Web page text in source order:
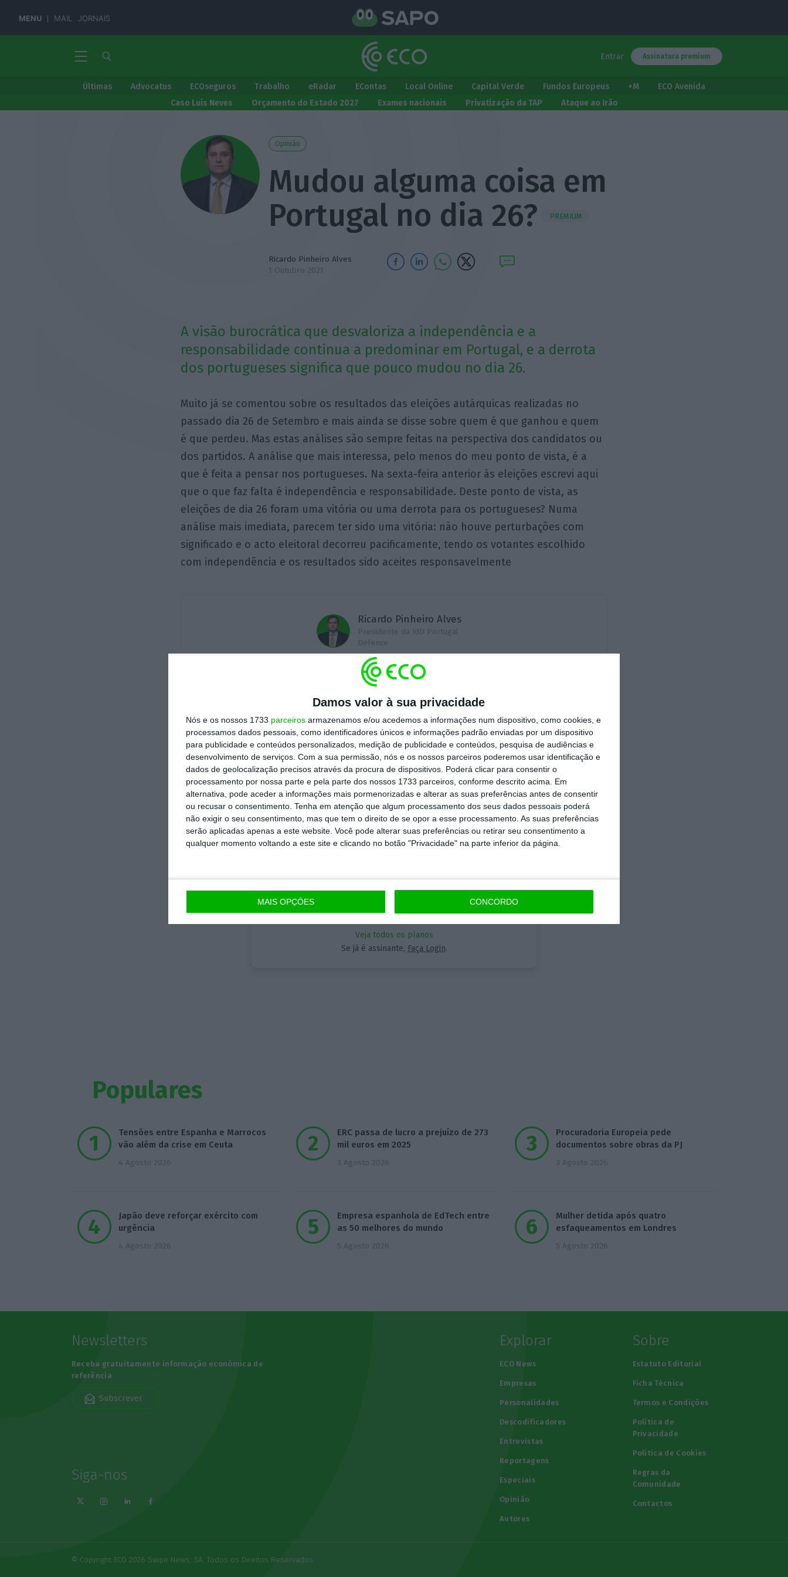
Damos valor à sua privacidade
Nós e os nossos 1733 parceiros armazenamos e/ou acedemos a informações num dispositivo, como cookies, e
processamos dados pessoais, como identificadores únicos e informações padrão enviadas por um dispositivo
para publicidade e conteúdos personalizados, medição de publicidade e conteúdos, pesquisa de audiências e
desenvolvimento de serviços. Com a sua permissão, nós e os nossos parceiros poderemos usar identificação e
dados de geolocalização precisos através da procura de dispositivos. Poderá clicar para consentir o
processamento por nossa parte e pela parte dos nossos 1733 parceiros, conforme descrito acima. Em
alternativa, pode aceder a informações mais pormenorizadas e alterar as suas preferências antes de consentir
ou recusar o consentimento. Tenha em atenção que algum processamento dos seus dados pessoais poderá
não exigir o seu consentimento, mas que tem o direito de se opor a esse processamento. As suas preferências
serão aplicadas apenas a este website. Você pode alterar suas preferências ou retirar seu consentimento a
qualquer momento voltando a este site e clicando no botão "Privacidade" na parte inferior da página.
MAIS OPÇÕES CONCORDO
MENU MAIL JORNAIS
Entrar Assinatura premium
Últimas Advocatus ECOseguros Trabalho eRadar EContas Local Online Capital Verde Fundos Europeus +M
ECO Avenida
Caso Luís Neves
Orçamento do Estado 2027 Exames nacionais Privatização da TAP Ataque ao Irão
Opinião
Mudou alguma coisa em
Portugal no dia 26?
PREMIUM
Ricardo Pinheiro Alves
1 Outubro 2021
A visão burocrática que desvaloriza a independência e a
responsabilidade continua a predominar em Portugal, e a derrota
dos portugueses significa que pouco mudou no dia 26.
Muito já se comentou sobre os resultados das eleições autárquicas realizadas no
passado dia 26 de Setembro e mais ainda se disse sobre quem é que ganhou e quem
é que perdeu. Mas estas análises são sempre feitas na perspectiva dos candidatos ou
dos partidos. A análise que mais interessa, pelo menos do meu ponto de vista, é a
que é feita a pensar nos portugueses. Na sexta-feira anterior às eleições escrevi aqui
que o que faz falta é independência e responsabilidade. Deste ponto de vista, as
eleições de dia 26 foram uma vitória ou uma derrota para os portugueses? Numa
análise mais imediata, parecem ter sido uma vitória: não houve perturbações com
significado e o acto eleitoral decorreu pacificamente, tendo os votantes escolhido
com independência e os resultados sido aceites responsavelmente
Assine para ler este artigo
Aceda às notícias premium do ECO. Torne-se assinante.
A partir de 5€
Veja todos os planos
Se já é assinante, Faça Login.
Ricardo Pinheiro Alves
Presidente da IdD Portugal
Defence
Assine o ECO Premium
No momento em que a informação é mais importante do
que nunca, apoie o jornalismo independente e rigoroso.
De que forma? Assine o ECO Premium e tenha acesso a
Esta assinatura é uma forma de apoiar o ECO e os seus
jornalistas. A nossa contrapartida é o jornalismo
independente, rigoroso e credível.
Populares
Tensões entre Espanha e Marrocos
vão além da crise em Ceuta
4 Agosto 2026
ERC passa de lucro a prejuízo de 273
mil euros em 2025
3 Agosto 2026
Procuradoria Europeia pede
documentos sobre obras da PJ
3 Agosto 2026
Japão deve reforçar exército com
urgência
4 Agosto 2026
Empresa espanhola de EdTech entre
as 50 melhores do mundo
5 Agosto 2026
Mulher detida após quatro
esfaqueamentos em Londres
5 Agosto 2026
Newsletters
Receba gratuitamente informação económica de
referência
Subscrever
Siga-nos
Explorar
ECO News
Empresas
Personalidades
Descodificadores
Entrevistas
Reportagens
Especiais
Opinião
Autores
Sobre
Estatuto Editorial
Ficha Técnica
Termos e Condições
Política de
Privacidade
Política de Cookies
Regras da
Comunidade
Contactos
© Copyright ECO 2026 Swipe News, SA. Todos os Direitos Reservados